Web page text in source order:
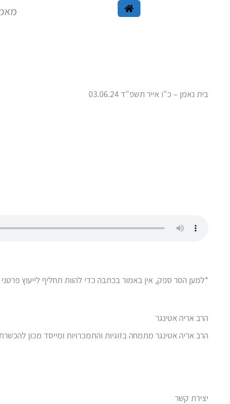
בית נאמן – כ"ו אייר תשפ"ד 03.06.24
*למען הסר ספק, אין באמור בכתבה כדי להוות תחליף לייעוץ פרטני
הרב אריה אטינגר
הרב אריה אטינגר מתמחה בזוגיות והתמכרויות ומייסד מכון
יצירת קשר